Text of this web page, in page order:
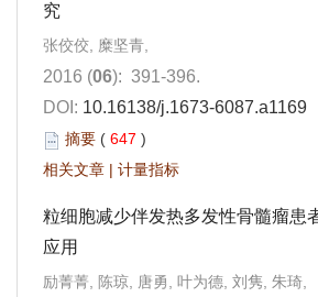
究
张佼佼, 糜坚青,
2016 (06): 391-396.
DOI: 10.16138/j.1673-6087.a1169
摘要 ( 647 )
相关文章 | 计量指标
粒细胞减少伴发热多发性骨髓瘤患
应用
励菁菁, 陈琼, 唐勇, 叶为德, 刘隽, 朱琦,